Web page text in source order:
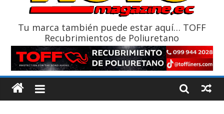
La FEDAK recibe 12 Sinotruk Bolden para cubrir las rutas de La
Tu marca también puede estar aquí… TOFF
Recubrimientos de Poliuretano